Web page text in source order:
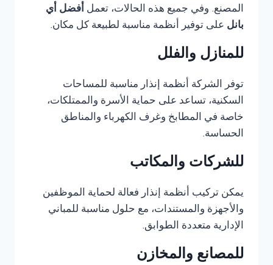
المصنع. وفي جميع هذه الحالات، تعمل أفضل أي
بانل على توفير أنظمة مناسبة لطبيعة كل مكان.
للمنازل والفلل
توفر الشركة أنظمة إنذار مناسبة للمساحات
السكنية، تساعد على حماية الأسرة والممتلكات،
خاصة في المطابخ وغرف الكهرباء والمناطق
الحساسة.
للشركات والمكاتب
يمكن تركيب أنظمة إنذار فعالة لحماية الموظفين
والأجهزة والمستندات، مع حلول مناسبة للمباني
الإدارية متعددة الطوابق.
للمصانع والمخازن